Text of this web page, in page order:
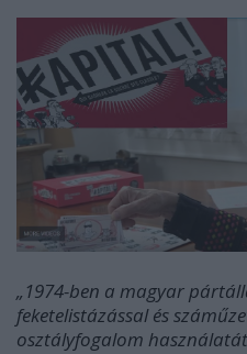
„ 1974-ben a magyar
feketelistázással és
osztályfogalom